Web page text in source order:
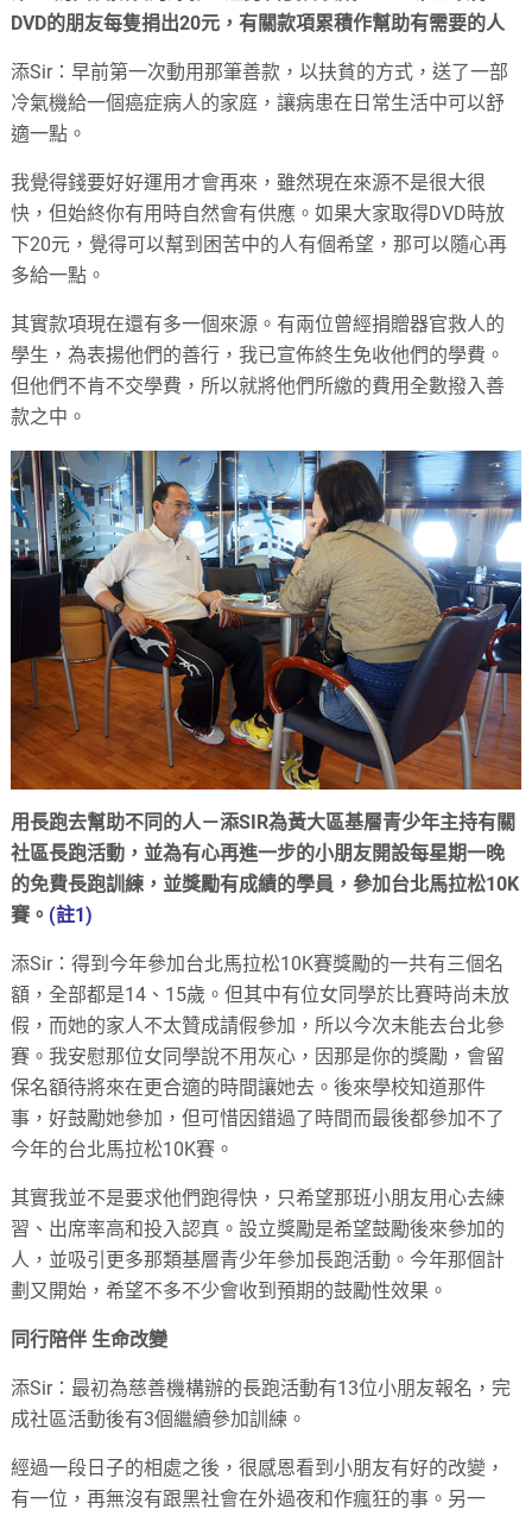
DVD的朋友每隻捐出20元，有關款項累積作幫助有需要的人
添Sir：早前第一次動用那筆善款，以扶貧的方式，送了一部
冷氣機給一個癌症病人的家庭，讓病患在日常生活中可以舒
適一點。
我覺得錢要好好運用才會再來，雖然現在來源不是很大很
快，但始終你有用時自然會有供應。如果大家取得DVD時放
下20元，覺得可以幫到困苦中的人有個希望，那可以隨心再
多給一點。
其實款項現在還有多一個來源。有兩位曾經捐贈器官救人的
學生，為表揚他們的善行，我已宣佈終生免收他們的學費。
但他們不肯不交學費，所以就將他們所繳的費用全數撥入善
款之中。
用長跑去幫助不同的人－添SIR為黃大區基層青少年主持有關
社區長跑活動，並為有心再進一步的小朋友開設每星期一晚
的免費長跑訓練，並獎勵有成績的學員，參加台北馬拉松10K
賽。 (註1)
添Sir：得到今年參加台北馬拉松10K賽獎勵的一共有三個名
額，全部都是14、15歲。但其中有位女同學於比賽時尚未放
假，而她的家人不太贊成請假參加，所以今次未能去台北參
賽。我安慰那位女同學說不用灰心，因那是你的獎勵，會留
保名額待將來在更合適的時間讓她去。後來學校知道那件
事，好鼓勵她參加，但可惜因錯過了時間而最後都參加不了
今年的台北馬拉松10K賽。
其實我並不是要求他們跑得快，只希望那班小朋友用心去練
習、出席率高和投入認真。設立獎勵是希望鼓勵後來參加的
人，並吸引更多那類基層青少年參加長跑活動。今年那個計
劃又開始，希望不多不少會收到預期的鼓勵性效果。
同行陪伴 生命改變
添Sir：最初為慈善機構辦的長跑活動有13位小朋友報名，完
成社區活動後有3個繼續參加訓練。
經過一段日子的相處之後，很感恩看到小朋友有好的改變，
有一位，再無沒有跟黑社會在外過夜和作瘋狂的事。另一